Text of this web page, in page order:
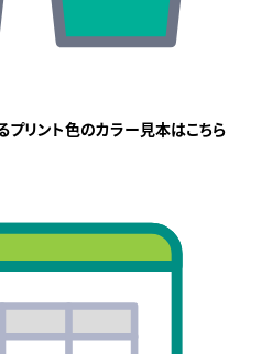
プリント色のカラー見本はこちら